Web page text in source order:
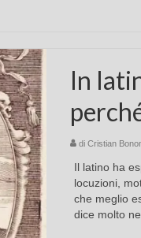
In
di Cristian
Il latino ha
locuzioni,
che meglio
dice molto